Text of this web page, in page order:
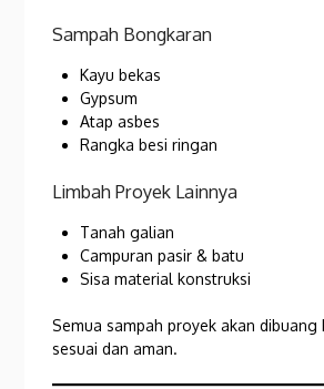
Sampah Bongkaran
Kayu bekas
Gypsum
Atap asbes
Rangka besi ringan
Limbah Proyek Lainnya
Tanah galian
Campuran pasir & batu
Sisa material konstruksi
Semua sampah proyek akan dibuang
sesuai dan aman.